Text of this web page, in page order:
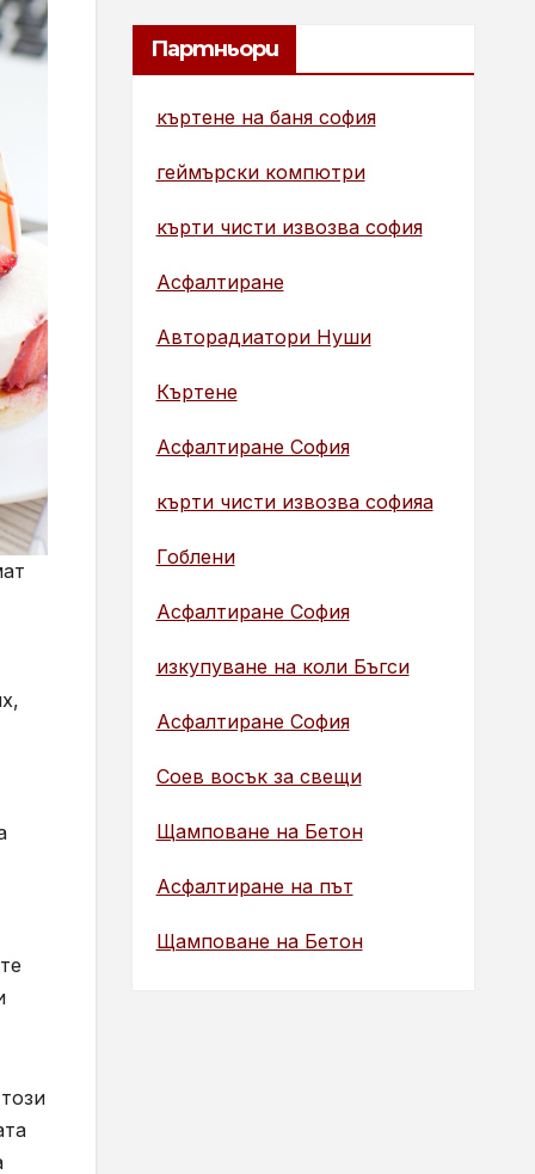
Партньори
къртене на баня софия
геймърски компютри
кърти чисти извозва софия
Асфалтиране
Авторадиатори Нуши
Къртене
Асфалтиране София
кърти чисти извозва софияа
Гоблени
Асфалтиране София
изкупуване на коли Бъгси
Асфалтиране София
Соев восък за свещи
Щамповане на Бетон
Асфалтиране на път
Щамповане на Бетон